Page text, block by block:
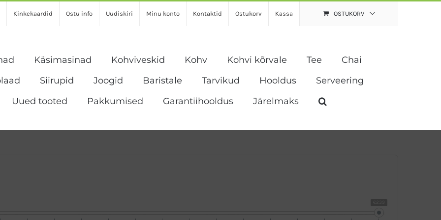
Kinkekaardid Ostu info Uudiskiri Minu konto Kontaktid Ostukorv Kassa OSTUKORV
Käsimasinad Kohviveskid Kohv Kohvi kõrvale Tee
Chai
Siirupid Joogid Baristale Tarvikud Hooldus
Serveering
Uued tooted Pakkumised Garantiihooldus Järelmaks